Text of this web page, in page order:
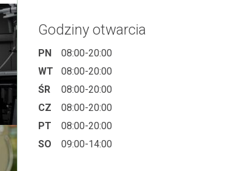
Godziny otwarcia
PN
08:00-20:00
WT
08:00-20:00
ŚR
08:00-20:00
CZ
08:00-20:00
PT
08:00-20:00
SO
09:00-14:00